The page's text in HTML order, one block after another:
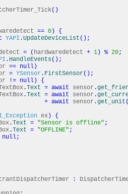
( )
== 0 )
{
YAPI .UpdateDeviceList ( ) ;
= ( hardwaredetect + 1 ) % 20;
. HandleEvents( ) ;
== null )
= YSensor . FirstSensor( ) ;
!= null )
{
.Text = await sensor .
.Text = await sensor .
+ await sensor .get_unit
ex )
{
.Text = "Sensor is offline" ;
.Text = "OFFLINE" ;
null;
: